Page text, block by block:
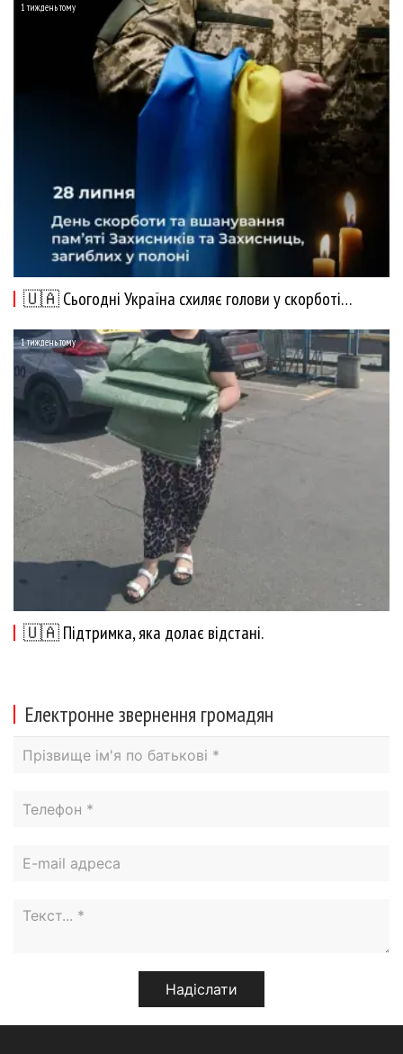
1 тиждень тому
🇺🇦 Сьогодні Україна схиляє голови у скорботі…
1 тиждень тому
🇺🇦 Підтримка, яка долає відстані.
Електронне звернення громадян